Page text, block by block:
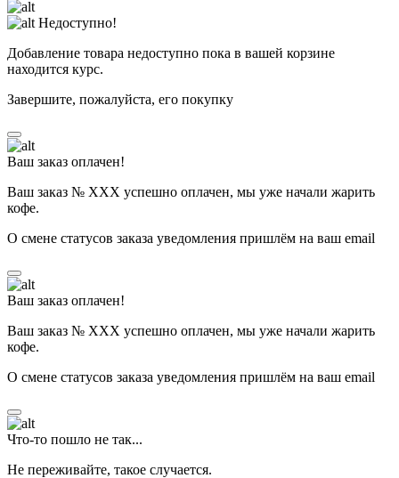
Недоступно!
Добавление товара недоступно пока в вашей корзине
находится курс.
Завершите, пожалуйста, его покупку
Ваш заказ оплачен!
Ваш заказ № ХХХ успешно оплачен, мы уже начали жарить
кофе.
О смене статусов заказа уведомления пришлём на ваш email
Ваш заказ оплачен!
Ваш заказ № ХХХ успешно оплачен, мы уже начали жарить
кофе.
О смене статусов заказа уведомления пришлём на ваш email
Что-то пошло не так...
Не переживайте, такое случается.